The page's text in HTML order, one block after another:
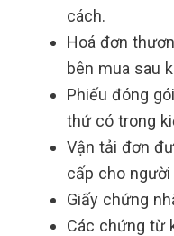
cách.
Hoá đơn
bên mua sau
Phiếu đóng
thứ có trong
Vận tải đơn
cấp cho
Giấy chứng
Các chứng từ